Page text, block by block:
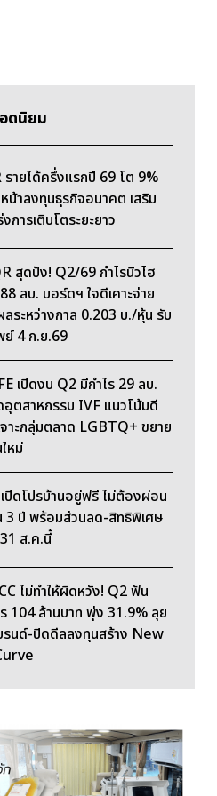
ดนิยม
รายได้ครึ่งแรกปี 69 โต 9%
น้าลงทุนธุรกิจอนาคต เสริม
การเติบโตระยะยาว
สุดปัง! Q2/69 กำไรนิวไฮ
ลบ. บอร์ดฯ ใจดีเคาะจ่าย
ลระหว่างกาล 0.203 บ./หุ้น รับ
ย์ 4 ก.ย.69
เปิดงบ Q2 มีกำไร 29 ลบ.
อุตสาหกรรม IVF แนวโน้มดี
าะกลุ่มตลาด LGBTQ+ ขยาย
หม่
ปิดโปรบ้านอยู่ฟรี ไม่ต้องผ่อน
3 ปี พร้อมส่วนลด-สิทธิพิเศษ
ส.ค.นี้
ไม่ทำให้ผิดหวัง! Q2 ฟัน
104 ล้านบาท พุ่ง 31.9% ลุย
รนด์-ปิดดีลลงทุนสร้าง New